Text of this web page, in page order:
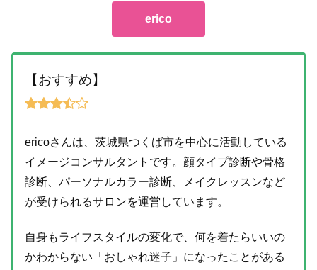
erico
【おすすめ】
ericoさんは、茨城県つくば市を中心に活動している
イメージコンサルタントです。顔タイプ診断や骨格
診断、パーソナルカラー診断、メイクレッスンなど
が受けられるサロンを運営しています。
自身もライフスタイルの変化で、何を着たらいいの
かわからない「おしゃれ迷子」になったことがある